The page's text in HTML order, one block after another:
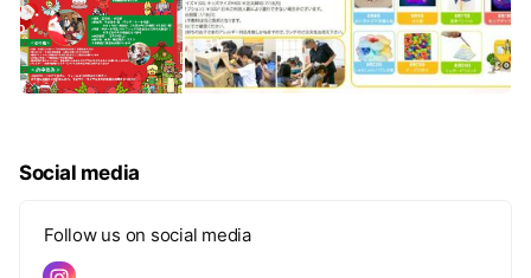
Social media
Follow us on social media